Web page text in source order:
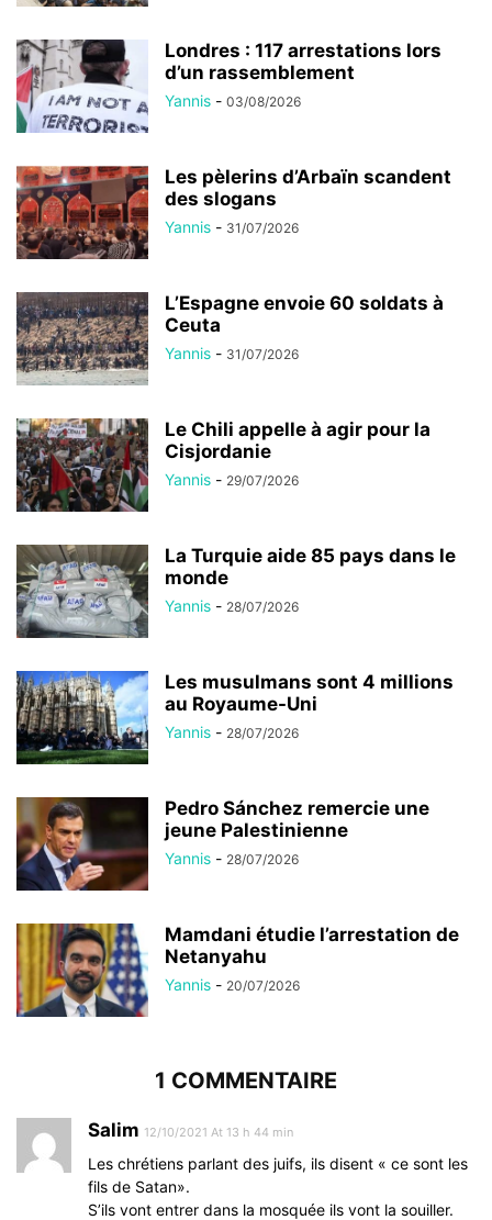
Londres : 117 arrestations lors
d’un rassemblement
Yannis - 03/08/2026
Les pèlerins d’Arbaïn scandent
des slogans
Yannis - 31/07/2026
L’Espagne envoie 60 soldats à
Ceuta
Yannis - 31/07/2026
Le Chili appelle à agir pour la
Cisjordanie
Yannis - 29/07/2026
La Turquie aide 85 pays dans le
monde
Yannis - 28/07/2026
Les musulmans sont 4 millions
au Royaume-Uni
Yannis - 28/07/2026
Pedro Sánchez remercie une
jeune Palestinienne
Yannis - 28/07/2026
Mamdani étudie l’arrestation de
Netanyahu
Yannis - 20/07/2026
1 COMMENTAIRE
Salim 12/10/2021 At 13 h 44 min
Les chrétiens parlant des juifs, ils disent « ce sont les
fils de Satan».
S’ils vont entrer dans la mosquée ils vont la souiller.